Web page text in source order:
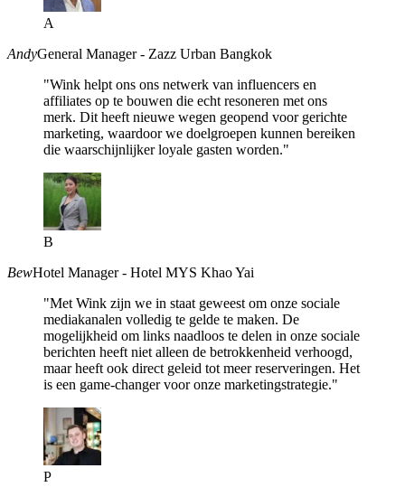
A
AndyGeneral Manager - Zazz Urban Bangkok
"Wink helpt ons ons netwerk van influencers en
affiliates op te bouwen die echt resoneren met ons
merk. Dit heeft nieuwe wegen geopend voor gerichte
marketing, waardoor we doelgroepen kunnen bereiken
die waarschijnlijker loyale gasten worden."
B
BewHotel Manager - Hotel MYS Khao Yai
"Met Wink zijn we in staat geweest om onze sociale
mediakanalen volledig te gelde te maken. De
mogelijkheid om links naadloos te delen in onze sociale
berichten heeft niet alleen de betrokkenheid verhoogd,
maar heeft ook direct geleid tot meer reserveringen. Het
is een game-changer voor onze marketingstrategie."
P